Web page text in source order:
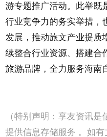
游专题推广活动。此举既
行业竞争力的务实举措，
发展，推动旅文产业提质
续整合行业资源、搭建合
旅游品牌，全力服务海南
（特别声明：享友资讯
提供信息存储服务 。如